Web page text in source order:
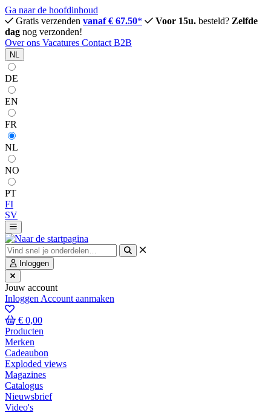
Ga naar de hoofdinhoud
Gratis verzenden vanaf € 67.50* Voor 15u. besteld? Zelfde
dag nog verzonden!
Over ons Vacatures Contact B2B
NL
DE
EN
FR
NL
NO
PT
FI
SV
Inloggen
Jouw account
Inloggen Account aanmaken
€ 0,00
Producten
Merken
Cadeaubon
Exploded views
Magazines
Catalogus
Nieuwsbrief
Video's